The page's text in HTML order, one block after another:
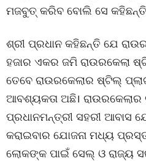
ମଜବୁତ୍ କରିବ ବୋଲି ସେ
ଶ୍ରୀ ପ୍ରଧାନ କହିଛନ୍ତି ଯେ
ହଜାର ଏକର ଜମି ରାଉରକେଲା
ତେବେ ରାଉରକେଲାର ଷ୍ଟିଲ୍
ଆବଶ୍ୟକତା ଅଛି।
ପ୍ରଧାନମନ୍ତ୍ରୀ ସହରୀ ଆବାସ
କରାଇବାର ଯୋଜନା ମଧ୍ୟ
ଲୋକଙ୍କ ପାଇଁ ସେଲ୍ ଓ ରାଜ୍ୟ